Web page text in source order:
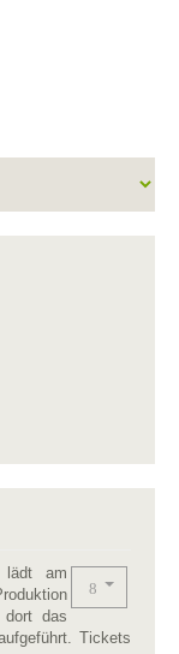
lädt am
das
Tickets